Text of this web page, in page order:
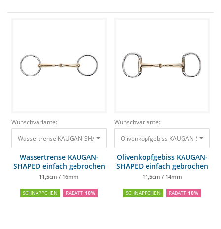
Wunschvariante:
Wassertrense KAUGAN-SHAPED einfach gebrochen 11,5cm / 16mm
Wassertrense KAUGAN-
SHAPED einfach gebrochen
11,5cm / 16mm
SCHNÄPPCHEN RABATT 10%
Wunschvariante:
Olivenkopfgebiss KAUGAN-
Olivenkopfgebiss KAUGAN-
SHAPED einfach gebrochen
11,5cm / 14mm
SCHNÄPPCHEN RABATT 10%